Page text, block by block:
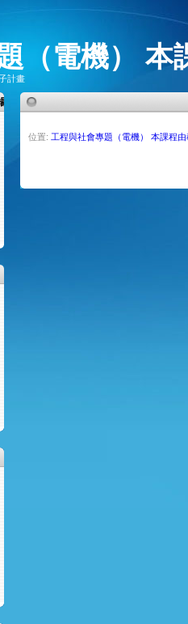
（電機） 本
計畫
東教授 演講
位置: 工程與社會專題（電機） 本課程